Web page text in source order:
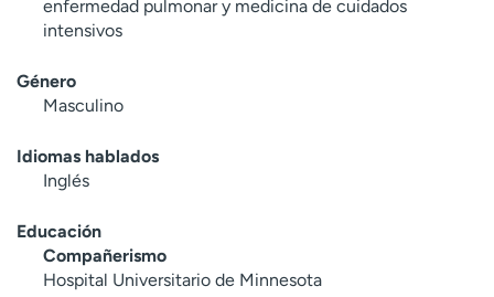
enfermedad pulmonar y medicina de cuidados
intensivos
Género
Masculino
Idiomas hablados
Inglés
Educación
Compañerismo
Hospital Universitario de Minnesota